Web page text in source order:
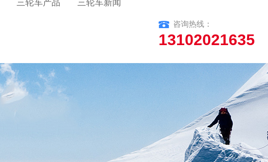
三轮车产品 三轮车新闻
咨询热线：
13102021635